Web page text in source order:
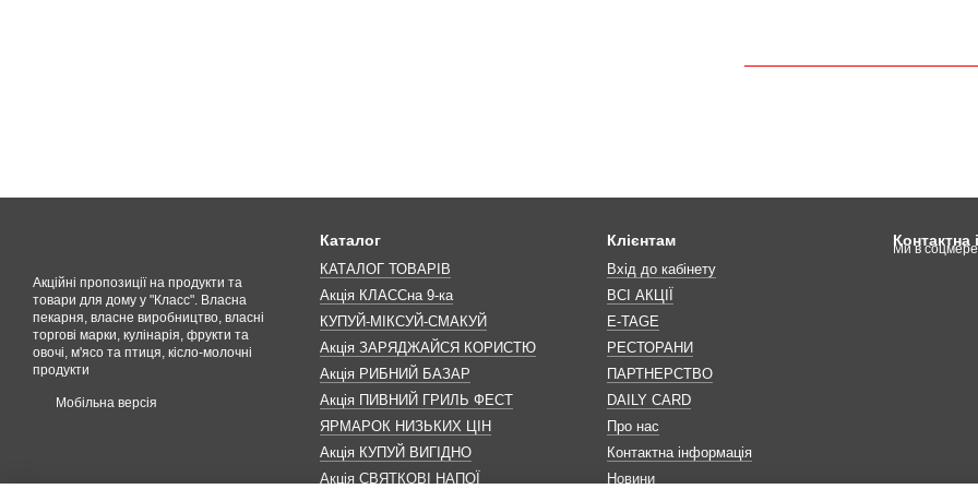
Акційні пропозиції на продукти та
товари для дому у "Класс". Власна
пекарня, власне виробництво, власні
торгові марки, кулінарія, фрукти та
овочі, м'ясо та птиця, кісло-молочні
продукти
Мобільна версія
Каталог
КАТАЛОГ ТОВАРІВ
Акція КЛАССна 9-ка
КУПУЙ-МІКСУЙ-СМАКУЙ
Акція ЗАРЯДЖАЙСЯ КОРИСТЮ
Акція РИБНИЙ БАЗАР
Акція ПИВНИЙ ГРИЛЬ ФЕСТ
ЯРМАРОК НИЗЬКИХ ЦІН
Акція КУПУЙ ВИГІДНО
Акція СВЯТКОВІ НАПОЇ
Клієнтам
Вхід до кабінету
ВСІ АКЦІЇ
E-TAGE
РЕСТОРАНИ
ПАРТНЕРСТВО
DAILY CARD
Про нас
Контактна інформація
Новини
Контактна
Ми в